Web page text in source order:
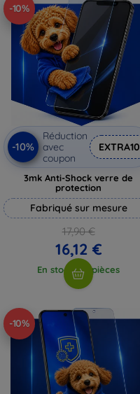
-10%
-10%
Réduction
avec
coupon
EXTRA10
3mk Anti-Shock verre de
protection
Fabriqué sur mesure
17,90 €
16,12 €
En stock > 5 pièces
-10%